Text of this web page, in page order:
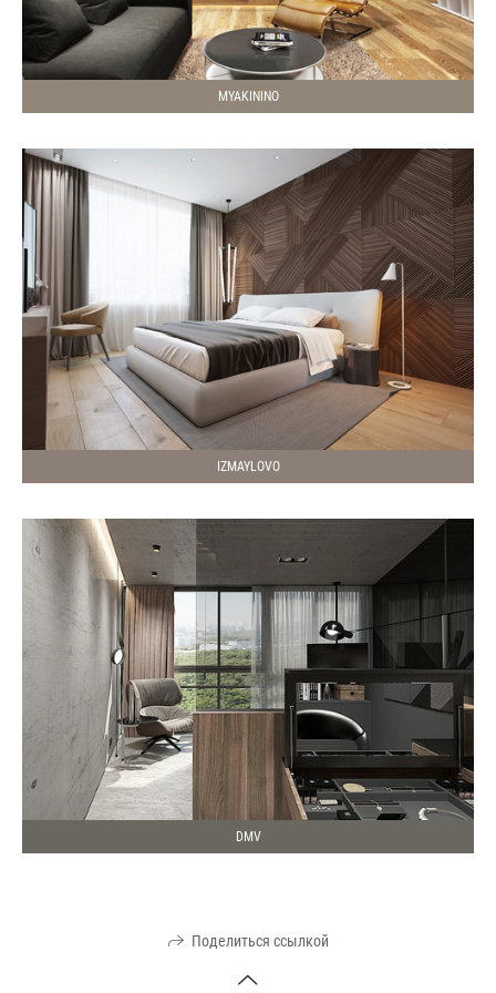
MYAKININO
IZMAYLOVO
DMV
Поделиться ссылкой